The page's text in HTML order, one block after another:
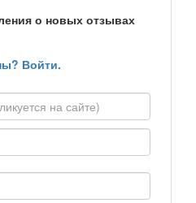
о новых отзывах
Войти.